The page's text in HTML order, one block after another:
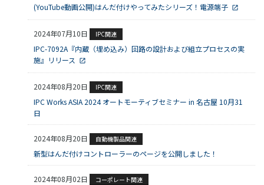
(YouTube動画公開)はんだ付けやってみたシリーズ！電源端子
2024年07月10日 IPC関連
IPC-7092A『内蔵（埋め込み）回路の設計および組立プロセスの実
施』リリース
2024年08月20日 IPC関連
IPC Works ASIA 2024 オートモーティブセミナー in 名古屋 10月31
日
2024年08月20日 自動機製品関連
新型はんだ付けコントローラーのページを公開しました！
2024年08月02日 コーポレート関連